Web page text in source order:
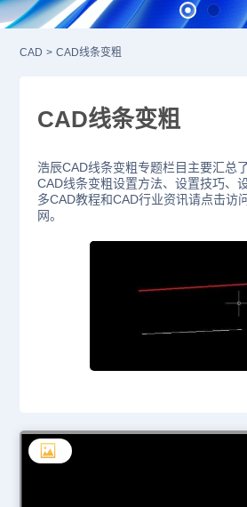
CAD > CAD线条变粗
CAD线条变粗
浩辰CAD线条变粗专题栏目主要汇总
CAD线条变粗设置方法、设置技巧、
多CAD教程和CAD行业资讯请点击访
网。